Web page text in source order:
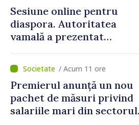
Sesiune online pentru
diaspora. Autoritatea
vamală a prezentat
revenirea în țară
/ Acum 11 ore
Premierul anunță un nou
pachet de măsuri privind
salariile mari din sectorul